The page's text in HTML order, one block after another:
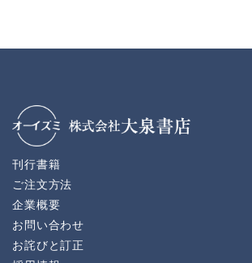
刊行書籍
ご注文方法
企業概要
お問い合わせ
お詫びと訂正